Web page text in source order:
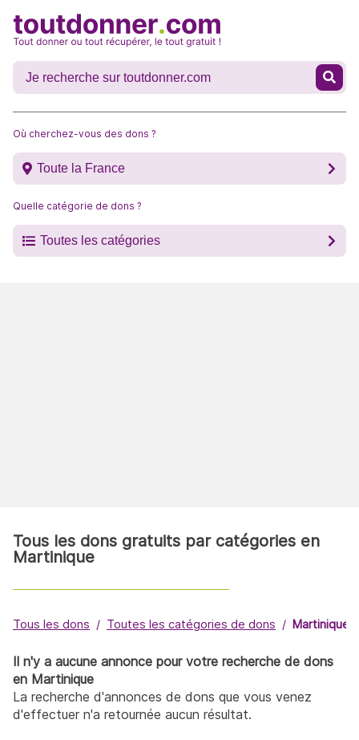
Où cherchez-vous des dons ?
Toute la France
Quelle catégorie de dons ?
Toutes les catégories
Tous les dons gratuits par catégories en
Martinique
Tous les dons Toutes les catégories de dons Martinique
Il n'y a aucune annonce pour votre recherche de dons
en Martinique
La recherche d'annonces de dons que vous venez
d'effectuer n'a retournée aucun résultat.